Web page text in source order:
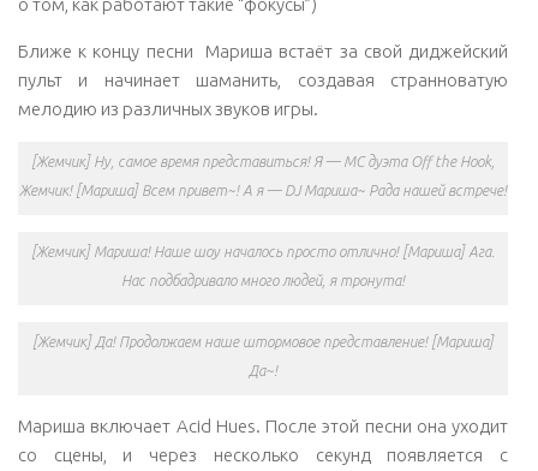
Ближе к концу песни Мариша встаёт за свой диджейский
пульт и начинает шаманить, создавая странноватую
мелодию из различных звуков игры.
[Жемчик] Ну, самое время представиться! Я — MC дуэта Off the Hook,
Жемчик! [Мариша] Всем привет~! А я — DJ Мариша~ Рада нашей встрече!
[Жемчик] Мариша! Наше шоу началось просто отлично! [Мариша] Ага.
Нас подбадривало много людей, я тронута!
[Жемчик] Да! Продолжаем наше штормовое представление! [Мариша]
Да~!
Мариша включает Acid Hues. После этой песни она уходит
со сцены, и через несколько секунд появляется с